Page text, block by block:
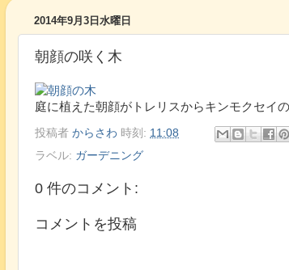
2014年9月3日水曜日
朝顔の咲く木
庭に植えた朝顔がトレリスからキンモクセイ
投稿者 からさわ 時刻: 11:08
ラベル: ガーデニング
0 件のコメント:
コメントを投稿